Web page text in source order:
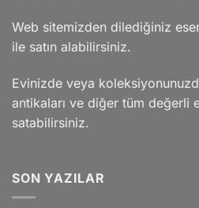
Web sitemizden dilediğiniz
ile satın alabilirsiniz.
Evinizde veya
antikaları ve diğer tüm değerli
satabilirsiniz.
SON YAZILAR